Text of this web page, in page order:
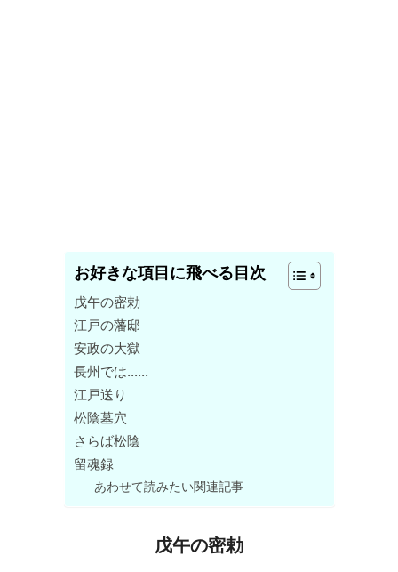
お好きな項目に飛べる目次
戊午の密勅
江戸の藩邸
安政の大獄
長州では……
江戸送り
松陰墓穴
さらば松陰
留魂録
あわせて読みたい関連記事
戊午の密勅